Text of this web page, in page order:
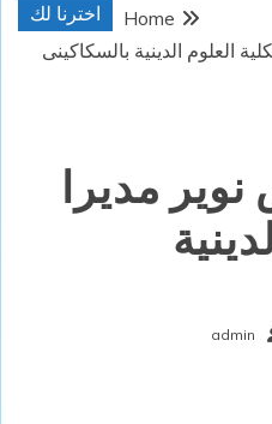
اخترنا لك
Home
العلوم الدينية بالسكاكينى
مديرا
admin